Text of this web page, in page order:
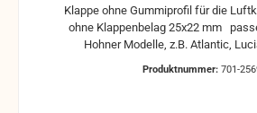
ohne Klappenbelag 25x22 mm passend für mehrere
Hohner Modelle, z.B. Atlantic,
Produktnummer: 701-